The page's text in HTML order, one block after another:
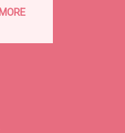
कपूत
सब